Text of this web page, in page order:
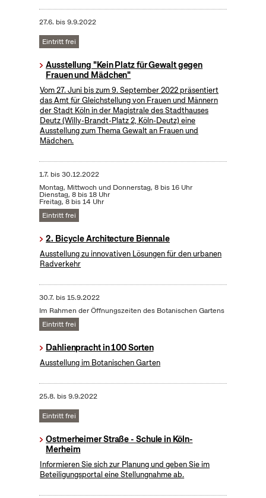
27.6. bis9.9.2022
Eintritt frei
Ausstellung "Kein Platz für Gewalt gegen
Frauen und Mädchen"
Vom 27. Juni bis zum 9. September 2022 präsentiert
das Amt für Gleichstellung von Frauen und Männern
der Stadt Köln in der Magistrale des Stadthauses
Deutz (Willy-Brandt-Platz 2, Köln-Deutz) eine
Ausstellung zum Thema Gewalt an Frauen und
Mädchen.
1.7. bis30.12.2022
Montag, Mittwoch und Donnerstag, 8 bis 16 Uhr
Dienstag, 8 bis 18 Uhr
Freitag, 8 bis 14 Uhr
Eintritt frei
2. Bicycle Architecture Biennale
Ausstellung zu innovativen Lösungen für den urbanen
Radverkehr
30.7. bis15.9.2022
Im Rahmen der Öffnungszeiten des Botanischen Gartens
Eintritt frei
Dahlienpracht in 100 Sorten
Ausstellung im Botanischen Garten
25.8. bis9.9.2022
Eintritt frei
Ostmerheimer Straße - Schule in Köln-
Merheim
Informieren Sie sich zur Planung und geben Sie im
Beteiligungsportal eine Stellungnahme ab.